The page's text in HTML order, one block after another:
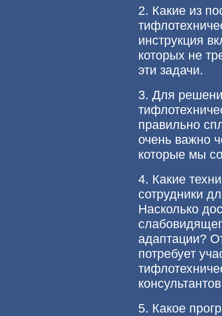
2. Какие из
инструкция
которых не
эти задачи.
3. Для
правильно
очень важно
которые мы
4. Какие
сотрудники
Насколько
адаптации?
потребует
5. Какое